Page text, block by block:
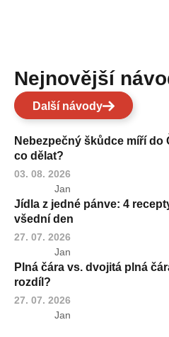
Nejnovější
Další návody
Nebezpečný škůdce míří do
co dělat?
03. 08. 2026
Jan
Jídla z jedné pánve: 4
všední den
27. 07. 2026
Jan
Plná čára vs. dvojitá plná
rozdíl?
27. 07. 2026
Jan